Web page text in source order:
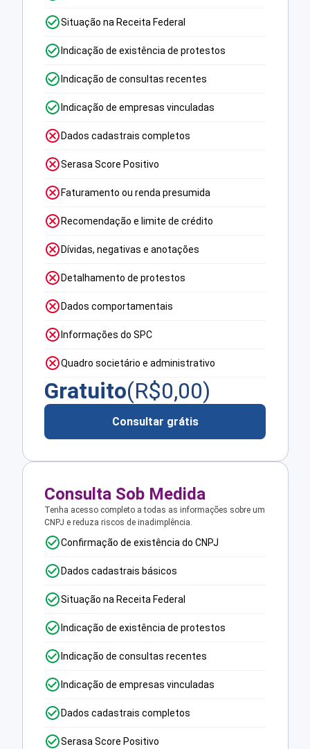
Situação na Receita Federal
Indicação de existência de protestos
Indicação de consultas recentes
Indicação de empresas vinculadas
Dados cadastrais completos
Serasa Score Positivo
Faturamento ou renda presumida
Recomendação e limite de crédito
Dívidas, negativas e anotações
Detalhamento de protestos
Dados comportamentais
Informações do SPC
Quadro societário e administrativo
Gratuito(R$0,00)
Consultar grátis
Consulta Sob Medida
Tenha acesso completo a todas as informações sobre um
CNPJ e reduza riscos de inadimplência.
Confirmação de existência do CNPJ
Dados cadastrais básicos
Situação na Receita Federal
Indicação de existência de protestos
Indicação de consultas recentes
Indicação de empresas vinculadas
Dados cadastrais completos
Serasa Score Positivo